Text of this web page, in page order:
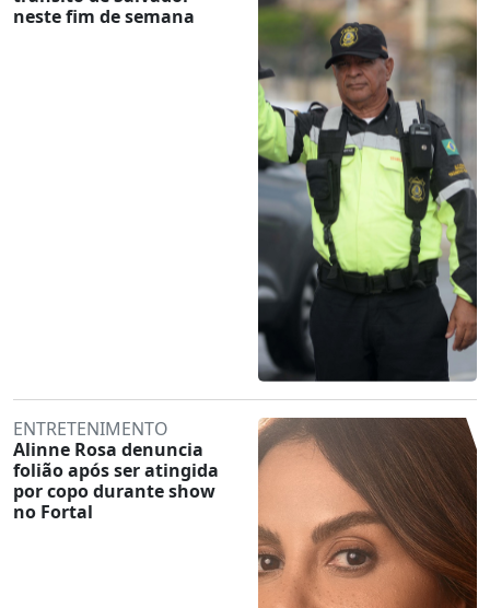
neste fim de semana
ENTRETENIMENTO
Alinne Rosa denuncia
folião após ser atingida
por copo durante show
no Fortal